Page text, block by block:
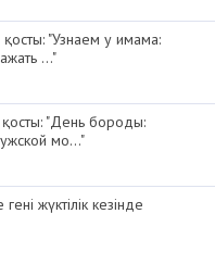
"Узнаем у имама:
..."
"День бороды:
мо..."
жүктілік кезінде